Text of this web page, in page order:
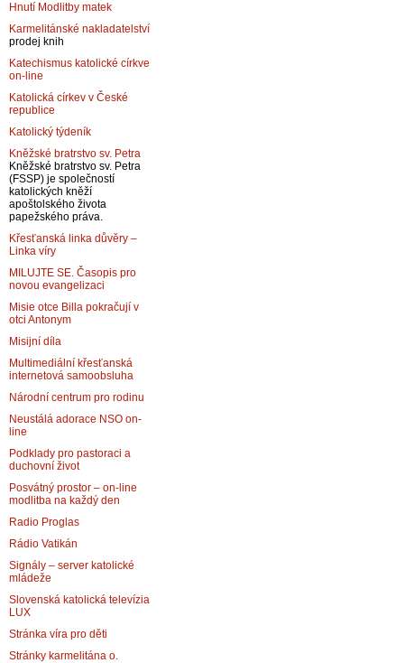
Hnutí Modlitby matek
Karmelitánské nakladatelství
prodej knih
Katechismus katolické církve
on-line
Katolická církev v České
republice
Katolický týdeník
Kněžské bratrstvo sv. Petra
Kněžské bratrstvo sv. Petra
(FSSP) je společností
katolických kněží
apoštolského života
papežského práva.
Křesťanská linka důvěry –
Linka víry
MILUJTE SE. Časopis pro
novou evangelizaci
Misie otce Billa pokračují v
otci Antonym
Misijní díla
Multimediální křesťanská
internetová samoobsluha
Národní centrum pro rodinu
Neustálá adorace NSO on-
line
Podklady pro pastoraci a
duchovní život
Posvátný prostor – on-line
modlitba na každý den
Radio Proglas
Rádio Vatikán
Signály – server katolické
mládeže
Slovenská katolická televízia
LUX
Stránka víra pro děti
Stránky karmelitána o.